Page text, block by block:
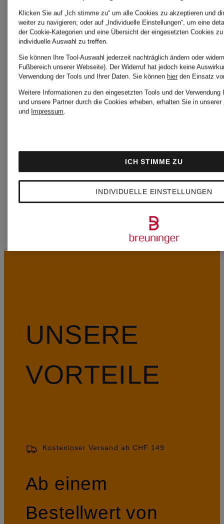
Trachtenmode
Grasegger
Trachtenmode
Heimatglück
Tracht
Spieth &
Wensky
UNSERE
VORTEILE
Kostenloser Versand ab CHF 149
Ab einem
Bestellwert von
Klicken Sie auf „Ich stimme zu“ um alle Cookies zu akzeptieren und
weiter zu navigieren; oder auf „Individuelle Einstellungen“, um eine
der Cookie-Kategorien und eine Übersicht der eingesetzten Cookies
individuelle Auswahl zu treffen.
Sie können Ihre Tool-Auswahl jederzeit nachträglich ändern oder
Fußbereich unserer Webseite). Der Widerruf hat jedoch keine
Verwendung der Tools und Ihrer Daten. Sie können hier den Einsatz
Weitere Informationen zu den eingesetzten Tools und der Verwendung
und unsere Partner durch die Cookies erheben, erhalten Sie in unserer
und Impressum.
INDIVIDUELLE EINSTELLUNGEN
ICH STIMME ZU